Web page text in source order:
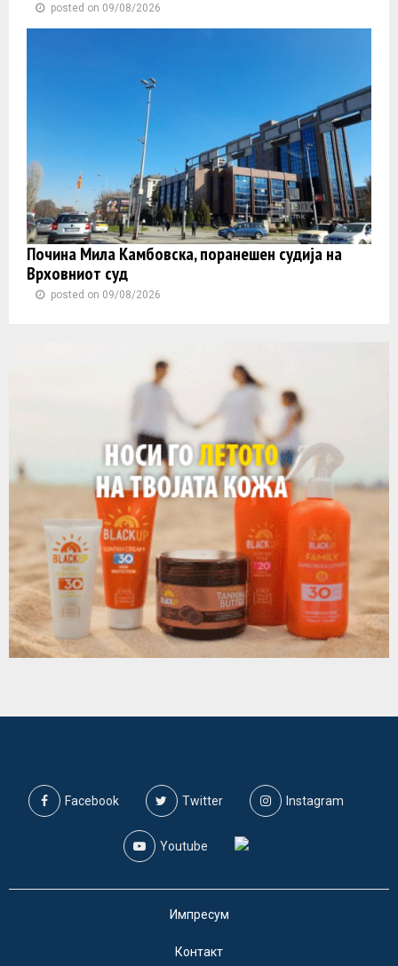
posted on 09/08/2026
Почина Мила Камбовска, поранешен судија на
Врховниот суд
posted on 09/08/2026
Facebook Twitter Instagram
Youtube
Импресум
Контакт